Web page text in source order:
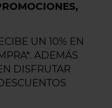
UN 10% EN
ADEMÁS
DISFRUTAR